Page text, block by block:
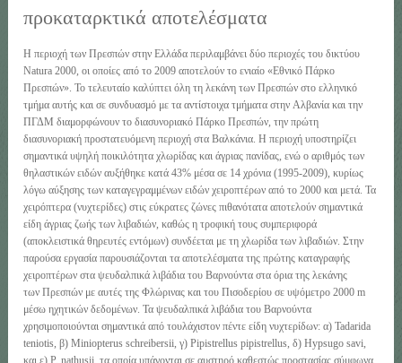
προκαταρκτικά αποτελέσματα
Η περιοχή των Πρεσπών στην Ελλάδα περιλαμβάνει δύο περιοχές του δικτύου
Natura 2000, οι οποίες από το 2009 αποτελούν το ενιαίο «Εθνικό Πάρκο
Πρεσπών». Το τελευταίο καλύπτει όλη τη λεκάνη των Πρεσπών στο ελληνικό
τμήμα αυτής και σε συνδυασμό με τα αντίστοιχα τμήματα στην Αλβανία και την
ΠΓΔΜ διαμορφώνουν το διασυνοριακό Πάρκο Πρεσπών, την πρώτη
διασυνοριακή προστατευόμενη περιοχή στα Βαλκάνια. Η περιοχή υποστηρίζει
σημαντικά υψηλή ποικιλότητα χλωρίδας και άγριας πανίδας, ενώ ο αριθμός των
θηλαστικών ειδών αυξήθηκε κατά 43% μέσα σε 14 χρόνια (1995-2009), κυρίως
λόγω αύξησης των καταγεγραμμένων ειδών χειροπτέρων από το 2000 και μετά. Τα
χειρόπτερα (νυχτερίδες) στις εύκρατες ζώνες πιθανότατα αποτελούν σημαντικά
είδη άγριας ζωής των λιβαδιών, καθώς η τροφική τους συμπεριφορά
(αποκλειστικά θηρευτές εντόμων) συνδέεται με τη χλωρίδα των λιβαδιών. Στην
παρούσα εργασία παρουσιάζονται τα αποτελέσματα της πρώτης καταγραφής
χειροπτέρων στα ψευδαλπικά λιβάδια του Βαρνούντα στα όρια της λεκάνης
των Πρεσπών με αυτές της Φλώρινας και του Πισοδερίου σε υψόμετρο 2000 m
μέσω ηχητικών δεδομένων. Τα ψευδαλπικά λιβάδια του Βαρνούντα
χρησιμοποιούνται σημαντικά από τουλάχιστον πέντε είδη νυχτερίδων: α) Tadarida
teniotis, β) Miniopterus schreibersii, γ) Pipistrellus pipistrellus, δ) Hypsugo savi,
και ε) P. nathusii, τα οποία υπάγονται σε αυστηρό καθεστώς προστασίας σύμφωνα